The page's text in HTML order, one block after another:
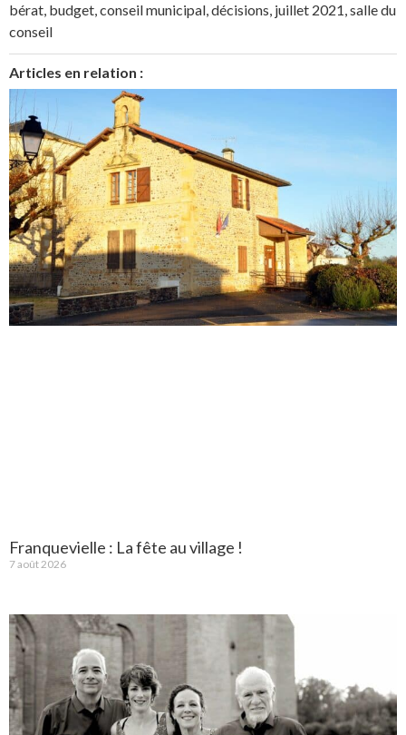
bérat, budget,conseil municipal,décisions, juillet 2021,salle du
conseil
Articles en relation :
Franquevielle : La fête au village !
7 août 2026